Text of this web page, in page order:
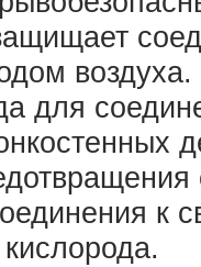
для
к